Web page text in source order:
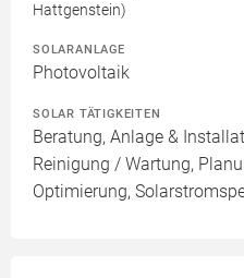
Hattgenstein)
SOLARANLAGE
Photovoltaik
SOLAR TÄTIGKEITEN
Beratung, Anlage &
Reinigung / Wartung,
Optimierung,